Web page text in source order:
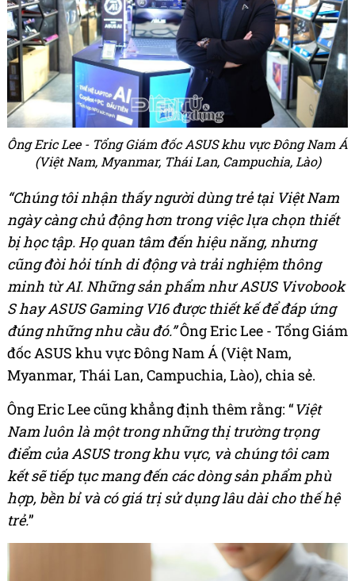
Ông Eric Lee - Tổng Giám đốc ASUS khu vực Đông Nam Á
(Việt Nam, Myanmar, Thái Lan, Campuchia, Lào)
“Chúng tôi nhận thấy người dùng trẻ tại Việt Nam
ngày càng chủ động hơn trong việc lựa chọn thiết
bị học tập. Họ quan tâm đến hiệu năng, nhưng
cũng đòi hỏi tính di động và trải nghiệm thông
minh từ AI. Những sản phẩm như ASUS Vivobook
S hay ASUS Gaming V16 được thiết kế để đáp ứng
đúng những nhu cầu đó.”Ông Eric Lee - Tổng Giám
đốc ASUS khu vực Đông Nam Á (Việt Nam,
Myanmar, Thái Lan, Campuchia, Lào), chia sẻ.
Ông Eric Lee cũng khẳng định thêm rằng: “Việt
Nam luôn là một trong những thị trường trọng
điểm của ASUS trong khu vực, và chúng tôi cam
kết sẽ tiếp tục mang đến các dòng sản phẩm phù
hợp, bền bỉ và có giá trị sử dụng lâu dài cho thế hệ
trẻ.”